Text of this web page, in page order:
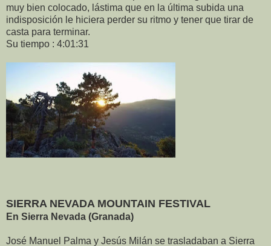
muy bien colocado, lástima que en la última subida una
indisposición le hiciera perder su ritmo y tener que tirar de
casta para terminar.
Su tiempo : 4:01:31
SIERRA NEVADA MOUNTAIN FESTIVAL
En Sierra Nevada (Granada)
José Manuel Palma y Jesús Milán se trasladaban a Sierra